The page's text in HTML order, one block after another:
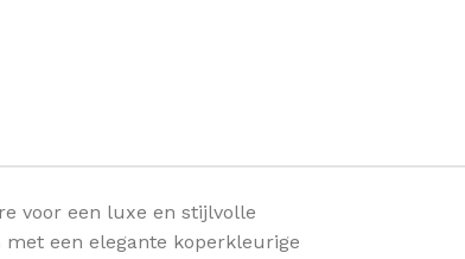
voor een luxe en stijlvolle
een elegante koperkleurige